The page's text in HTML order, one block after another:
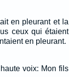
en pleurant et la
ceux qui étaient
en pleurant.
voix: Mon fils